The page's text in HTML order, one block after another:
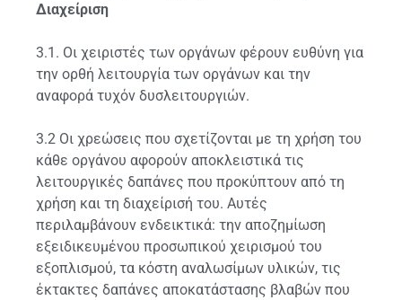
Διαχείριση
3.1. Οι χειριστές των οργάνων φέρουν ευθύνη για
την ορθή λειτουργία των οργάνων και την
αναφορά τυχόν δυσλειτουργιών.
3.2 Οι χρεώσεις που σχετίζονται με τη χρήση του
κάθε οργάνου αφορούν αποκλειστικά τις
λειτουργικές δαπάνες που προκύπτουν από τη
χρήση και τη διαχείρισή του. Αυτές
περιλαμβάνουν ενδεικτικά: την αποζημίωση
εξειδικευμένου προσωπικού χειρισμού του
εξοπλισμού, τα κόστη αναλωσίμων υλικών, τις
έκτακτες δαπάνες αποκατάστασης βλαβών που